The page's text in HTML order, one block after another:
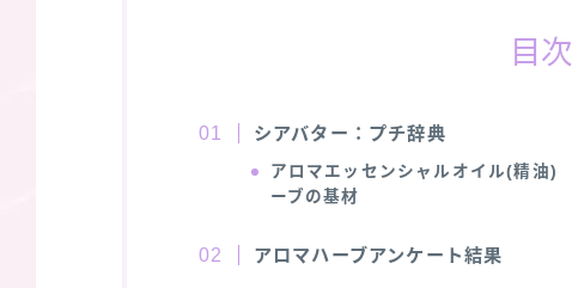
目次
シアバター：プチ辞典
アロマエッセンシャルオイル(精油)
ーブの基材
アロマハーブアンケート結果